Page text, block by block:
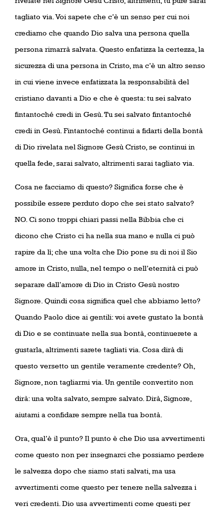
tagliato via. Voi sapete che c’è un senso per cui noi
crediamo che quando Dio salva una persona quella
persona rimarrà salvata. Questo enfatizza la certezza, la
sicurezza di una persona in Cristo, ma c’è un altro senso
in cui viene invece enfatizzata la responsabilità del
cristiano davanti a Dio e che è questa: tu sei salvato
fintantoché credi in Gesù. Tu sei salvato fintantoché
credi in Gesù. Fintantoché continui a fidarti della bontà
di Dio rivelata nel Signore Gesù Cristo, se continui in
quella fede, sarai salvato, altrimenti sarai tagliato via.
Cosa ne facciamo di questo? Significa forse che è
possibile essere perduto dopo che sei stato salvato?
NO. Ci sono troppi chiari passi nella Bibbia che ci
dicono che Cristo ci ha nella sua mano e nulla ci può
rapire da lì; che una volta che Dio pone su di noi il Sio
amore in Cristo, nulla, nel tempo o nell’eternità ci può
separare dall’amore di Dio in Cristo Gesù nostro
Signore. Quindi cosa significa quel che abbiamo letto?
Quando Paolo dice ai gentili: voi avete gustato la bontà
di Dio e se continuate nella sua bontà, continuerete a
gustarla, altrimenti sarete tagliati via. Cosa dirà di
questo versetto un gentile veramente credente? Oh,
Signore, non tagliarmi via. Un gentile convertito non
dirà: una volta salvato, sempre salvato. Dirà, Signore,
aiutami a confidare sempre nella tua bontà.
Ora, qual’è il punto? Il punto è che Dio usa avvertimenti
come questo non per insegnarci che possiamo perdere
le salvezza dopo che siamo stati salvati, ma usa
avvertimenti come questo per tenere nella salvezza i
veri credenti. Dio usa avvertimenti come questi per